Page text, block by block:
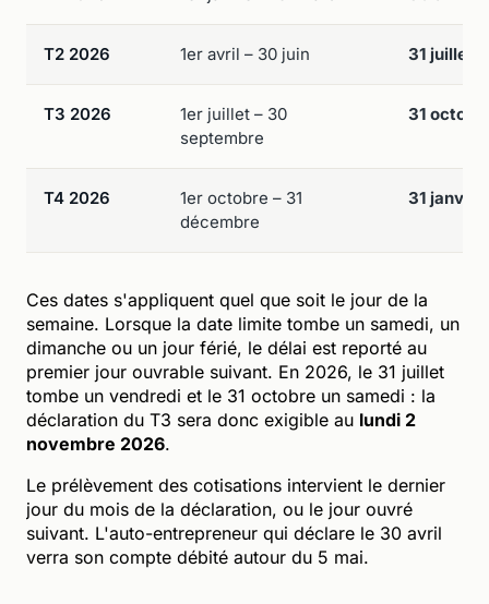
T2 2026 1er avril – 30 juin 31 juillet
T3 2026
1er juillet – 30
septembre
31
T4 2026
1er octobre – 31
décembre
31
Ces dates s'appliquent quel que soit le jour de la
semaine. Lorsque la date limite tombe un samedi, un
dimanche ou un jour férié, le délai est reporté au
premier jour ouvrable suivant. En 2026, le 31 juillet
tombe un vendredi et le 31 octobre un samedi : la
déclaration du T3 sera donc exigible au lundi 2
novembre 2026.
Le prélèvement des cotisations intervient le dernier
jour du mois de la déclaration, ou le jour ouvré
suivant. L'auto-entrepreneur qui déclare le 30 avril
verra son compte débité autour du 5 mai.